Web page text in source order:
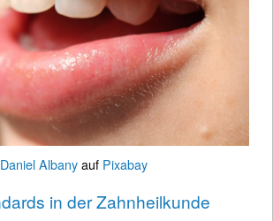
Daniel Albanyauf Pixabay
in der Zahnheilkunde